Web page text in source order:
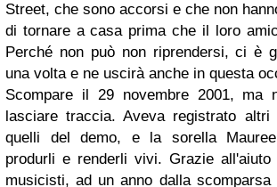
Street, che sono accorsi e che non
di tornare a casa prima che il loro
Perché non può non riprendersi, ci è
una volta e ne uscirà anche in questa
Scompare il 29 novembre 2001, ma
lasciare traccia. Aveva registrato
quelli del demo, e la sorella
produrli e renderli vivi. Grazie
musicisti, ad un anno dalla scomparsa